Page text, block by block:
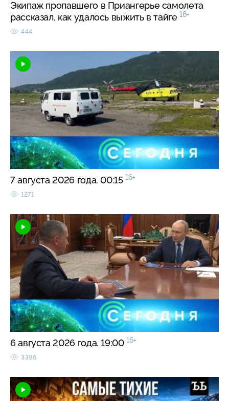
Экипаж пропавшего в Приангерье самолета
рассказал, как удалось выжить в тайге 16+
444
7 августа 2026 года. 00:15 16+
1271
6 августа 2026 года. 19:00 16+
3396